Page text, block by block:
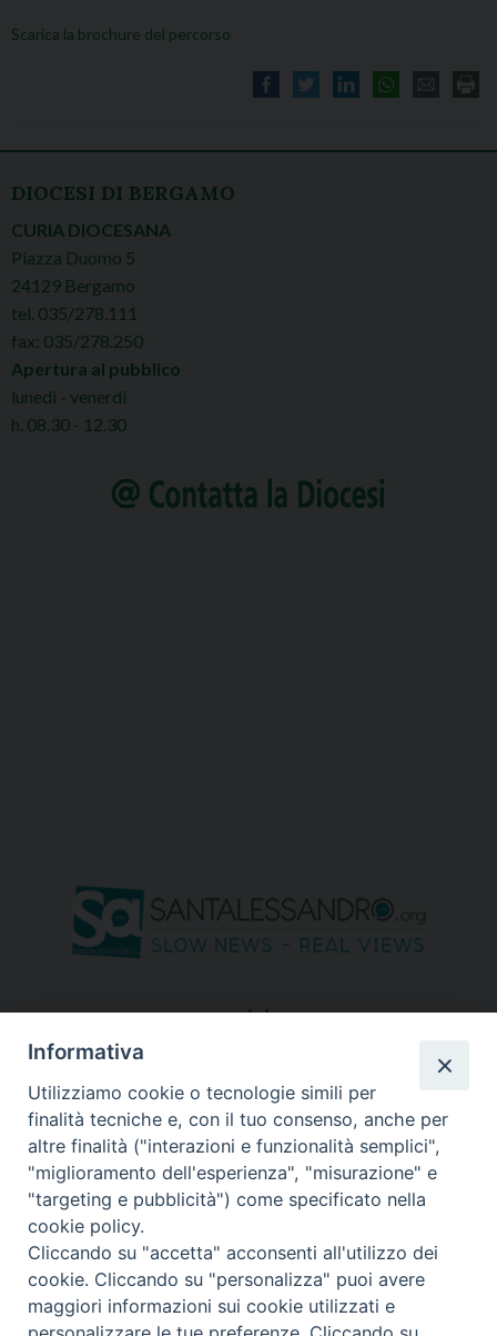
Scarica la brochure del percorso
DIOCESI DI BERGAMO
CURIA DIOCESANA
Piazza Duomo 5
24129 Bergamo
tel. 035/278.111
fax: 035/278.250
Apertura al pubblico
lunedì - venerdì
h. 08.30 - 12.30
seguici su
Informativa
Utilizziamo cookie o tecnologie simili per
finalità tecniche e, con il tuo consenso, anche per
altre finalità ("interazioni e funzionalità semplici",
"miglioramento dell'esperienza", "misurazione" e
"targeting e pubblicità") come specificato nella
cookie policy.
Cliccando su "accetta" acconsenti all'utilizzo dei
cookie. Cliccando su "personalizza" puoi avere
maggiori informazioni sui cookie utilizzati e